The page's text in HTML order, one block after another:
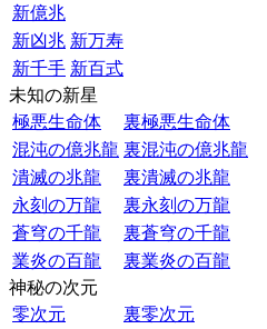
新億兆
新凶兆 新万寿
新千手 新百式
未知の新星
極悪生命体
裏極悪生命体
混沌の億兆龍 裏混沌の億兆龍
潰滅の兆龍
裏潰滅の兆龍
永刻の万龍
裏永刻の万龍
蒼穹の千龍
裏蒼穹の千龍
業炎の百龍
裏業炎の百龍
神秘の次元
零次元
裏零次元